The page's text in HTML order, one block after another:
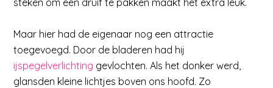
Maar hier had de eigenaar nog een attractie
toegevoegd. Door de bladeren had hij
ijspegelverlichting gevlochten. Als het donker werd,
glansden kleine lichtjes boven ons hoofd. Zo